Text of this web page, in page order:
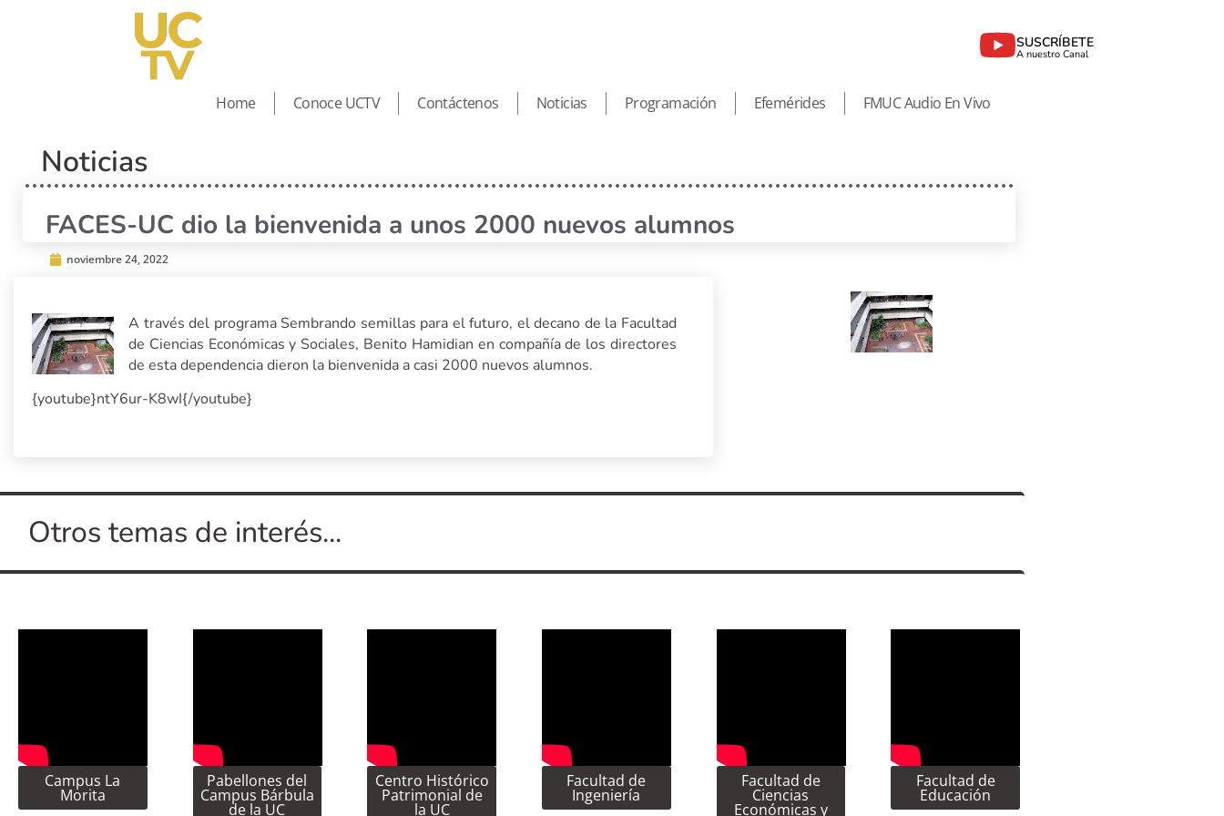
SUSCRÍBETE
A nuestro Canal
Home Conoce UCTV Contáctenos Noticias Programación Efemérides FMUC Audio En Vivo
Noticias
FACES-UC dio la bienvenida a unos 2000 nuevos alumnos
noviembre 24, 2022
A través del programa Sembrando semillas para el futuro, el decano de la Facultad
de Ciencias Económicas y Sociales, Benito Hamidian en compañía de los directores
de esta dependencia dieron la bienvenida a casi 2000 nuevos alumnos.
{youtube}ntY6ur-K8wI{/youtube}
Otros temas de interés...
Campus La
Morita
Pabellones del
Campus Bárbula
de la UC
Centro Histórico
Patrimonial de
la UC
Facultad de
Ingeniería
Facultad de
Ciencias
Económicas y
Facultad de
Educación